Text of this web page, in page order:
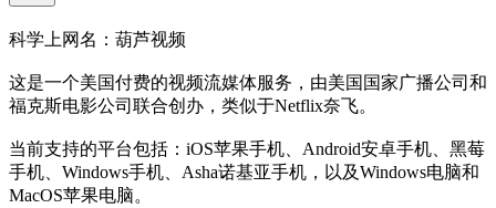
科学上网名：葫芦视频
这是一个美国付费的视频流媒体服务，由美国国家广播公司和
福克斯电影公司联合创办，类似于Netflix奈飞。
当前支持的平台包括：iOS苹果手机、Android安卓手机、黑莓
手机、Windows手机、Asha诺基亚手机，以及Windows电脑和
MacOS苹果电脑。